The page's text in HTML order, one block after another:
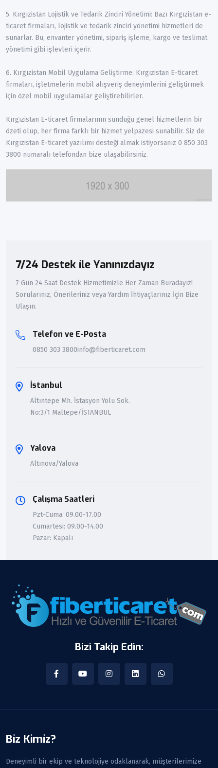
5. Kırgızistan Lojistik ve Tedarik Zinciri Yönetimi: Bazı Kırgızistan e-
ticaret firmaları, lojistik ve tedarik zinciri yönetimi hizmetleri de
sunarlar. Bu, envanter yönetimi, sipariş işleme, kargo ve teslimat
yönetimi gibi işlevleri içerir.
6. Kırgızistan Mobil Uygulama Geliştirme: Kırgızistan E-ticaret
firmaları, işletmelerin mobil alışveriş deneyimlerini geliştirmek
için özel mobil uygulamalar geliştirebilirler.
Kırgızistan E-ticaret firmalarının sunduğu genel hizmetlerin bir
özeti olup, her firma farklı bir hizmet yelpazesi sunabilir. Siz de
Kırgızistan E-ticaret yazılımı desteği almak istiyorsanız 0 850 303
3800 numaralı telefondan bize ulaşabilirsiniz.
7/24 Destek ile Yanınızdayız
7 Gün 24 Saat Destek Hizmetimizle Her Zaman Buradayız!
Sorularınız, Önerileriniz veya Yardım İhtiyaçlarınız İçin Bize
Ulaşın.
Telefon ve E-Posta
0850 303 3800info@fiberticaret.com
İstanbul
Altıntepe Mh. İstasyon Yolu Sok.
No:3/1 Maltepe/İSTANBUL
Yalova
Altınova/Yalova
Çalışma Saatleri
Pzt-Cuma: 09.00-17.00
Cumartesi: 09.00-14.00
Pazar: Kapalı
Bizi Takip Edin:
Biz Kimiz?
Deneyimli bir ekip ve teknolojiye odaklanarak, müşterilerimize